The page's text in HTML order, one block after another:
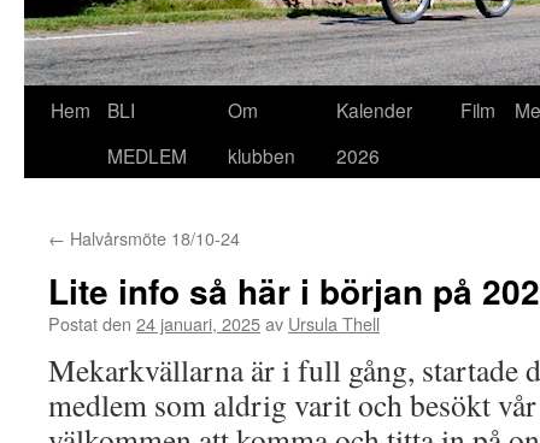
Hoppa
Hem
BLI
MEDLEM
Om
klubben
Kalender
2026
Film
← Halvårsmöte 18/10-24
Lite info så här i början på
Postat den 24 januari, 2025av Ursula Thell
Mekarkvällarna är i full gång, startade
medlem som aldrig varit och besökt